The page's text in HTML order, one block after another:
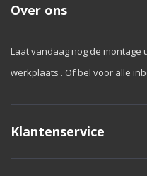
Over ons
Laat vandaag nog de
werkplaats . Of bel voor alle
Klantenservice